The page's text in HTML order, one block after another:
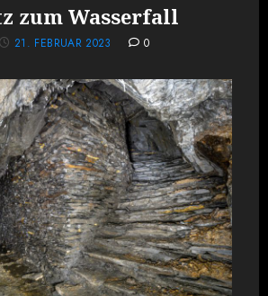
zum Wasserfall
21. FEBRUAR 2023 0